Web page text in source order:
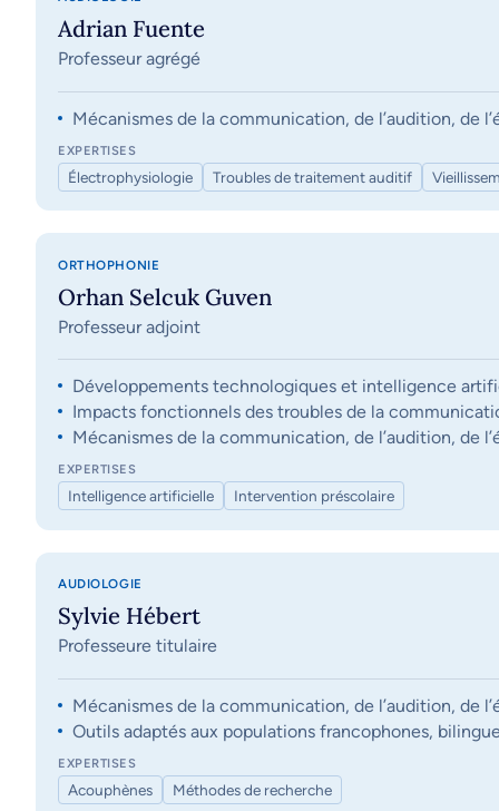
Adrian Fuente
Professeur agrégé
Mécanismes de la communication, de l’audition, de
EXPERTISES
Électrophysiologie Troubles de traitement auditif
ORTHOPHONIE
Orhan Selcuk Guven
Professeur adjoint
Développements technologiques et intelligence
Impacts fonctionnels des troubles de la
Mécanismes de la communication, de l’audition, de
EXPERTISES
Intelligence artificielle Intervention préscolaire
AUDIOLOGIE
Sylvie Hébert
Professeure titulaire
Mécanismes de la communication, de l’audition, de
Outils adaptés aux populations francophones,
EXPERTISES
Acouphènes Méthodes de recherche